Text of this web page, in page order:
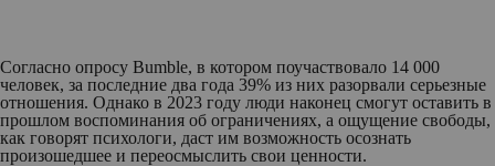
Согласно опросу Bumble, в котором поучаствовало 14 000
человек, за последние два года 39% из них разорвали серьезные
отношения. Однако в 2023 году люди наконец смогут оставить в
прошлом воспоминания об ограничениях, а ощущение свободы,
как говорят психологи, даст им возможность осознать
произошедшее и переосмыслить свои ценности.